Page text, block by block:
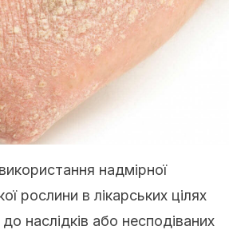
надмірної
рослини в лікарських цілях
наслідків або несподіваних